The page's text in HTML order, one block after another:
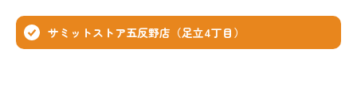
サミットストア五反野店（足立4丁目）